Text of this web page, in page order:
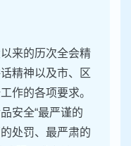
来的历次全会精
精神以及市、区
作的各项要求。
安全“最严谨的
处罚、最严肃的